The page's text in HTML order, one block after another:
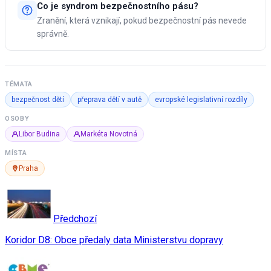
Co je syndrom bezpečnostního pásu?
Zranění, která vznikají, pokud bezpečnostní pás nevede
správně.
TÉMATA
bezpečnost dětí přeprava dětí v autě evropské legislativní rozdíly
OSOBY
Libor Budina Markéta Novotná
MÍSTA
Praha
Předchozí
Koridor D8: Obce předaly data Ministerstvu dopravy